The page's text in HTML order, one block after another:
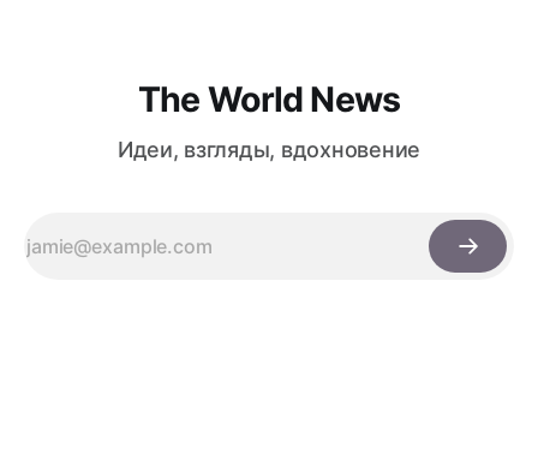
The World News
Идеи, взгляды, вдохновение